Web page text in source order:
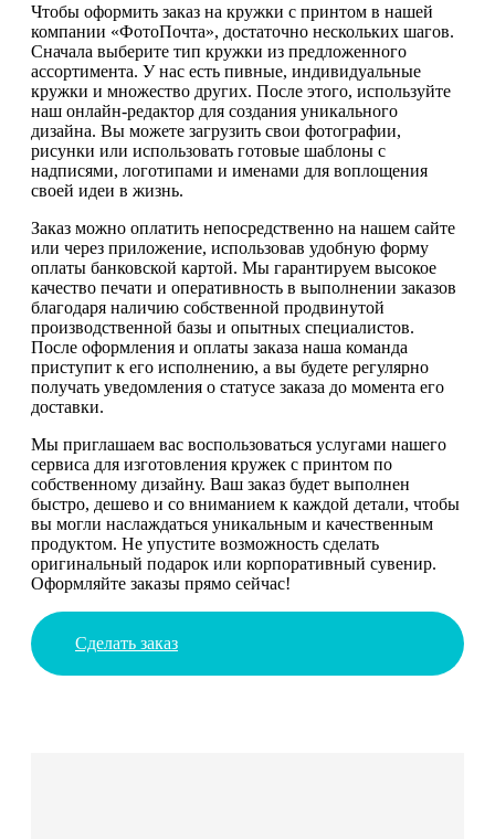
Чтобы оформить заказ на кружки с принтом в нашей
компании «ФотоПочта», достаточно нескольких шагов.
Сначала выберите тип кружки из предложенного
ассортимента. У нас есть пивные, индивидуальные
кружки и множество других. После этого, используйте
наш онлайн-редактор для создания уникального
дизайна. Вы можете загрузить свои фотографии,
рисунки или использовать готовые шаблоны с
надписями, логотипами и именами для воплощения
своей идеи в жизнь.
Заказ можно оплатить непосредственно на нашем сайте
или через приложение, использовав удобную форму
оплаты банковской картой. Мы гарантируем высокое
качество печати и оперативность в выполнении заказов
благодаря наличию собственной продвинутой
производственной базы и опытных специалистов.
После оформления и оплаты заказа наша команда
приступит к его исполнению, а вы будете регулярно
получать уведомления о статусе заказа до момента его
доставки.
Мы приглашаем вас воспользоваться услугами нашего
сервиса для изготовления кружек с принтом по
собственному дизайну. Ваш заказ будет выполнен
быстро, дешево и со вниманием к каждой детали, чтобы
вы могли наслаждаться уникальным и качественным
продуктом. Не упустите возможность сделать
оригинальный подарок или корпоративный сувенир.
Оформляйте заказы прямо сейчас!
Сделать заказ